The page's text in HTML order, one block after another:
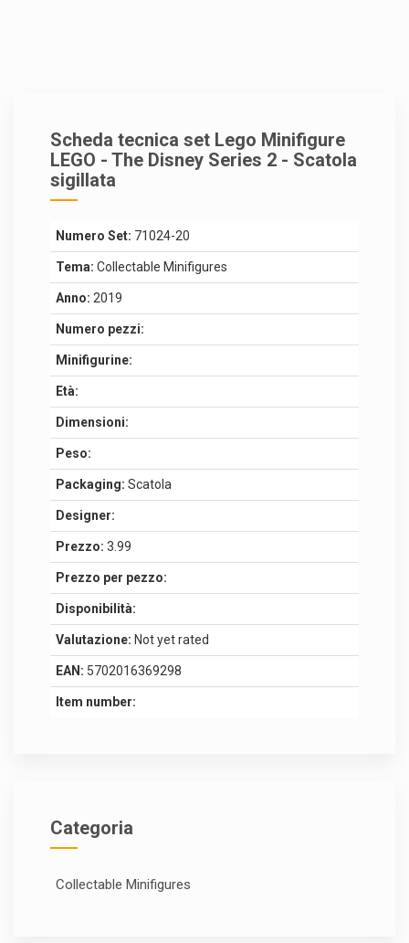
Scheda tecnica set Lego Minifigure
LEGO - The Disney Series 2 - Scatola
sigillata
Numero Set: 71024-20
Tema: Collectable Minifigures
Anno: 2019
Numero pezzi:
Minifigurine:
Età:
Dimensioni:
Peso:
Packaging: Scatola
Designer:
Prezzo: 3.99
Prezzo per pezzo:
Disponibilità:
Valutazione: Not yet rated
EAN: 5702016369298
Item number:
Categoria
Collectable Minifigures